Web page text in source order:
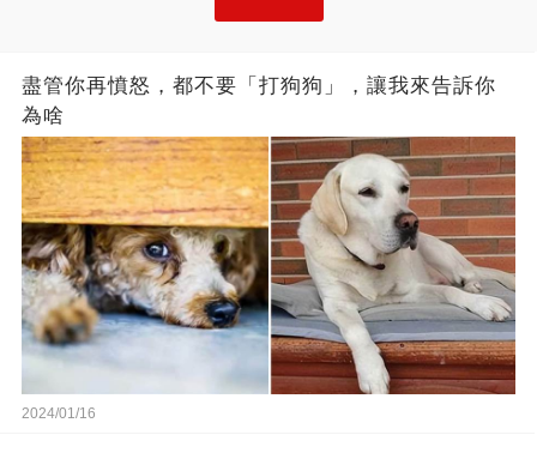
盡管你再憤怒，都不要「打狗狗」，讓我來告訴你
為啥
2024/01/16